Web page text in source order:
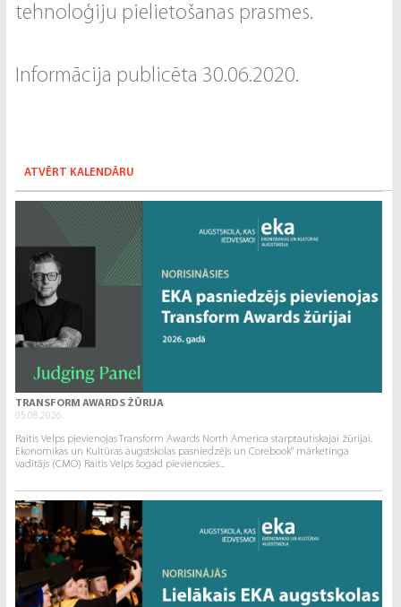
tehnoloģiju pielietošanas prasmes.
Informācija publicēta 30.06.2020.
ATVĒRT KALENDĀRU
TRANSFORM AWARDS ŽŪRIJA
05.08.2026.
Raitis Velps pievienojas Transform Awards North America starptautiskajai žūrijai.
Ekonomikas un Kultūras augstskolas pasniedzējs un Corebook° mārketinga
vadītājs (CMO) Raitis Velps šogad pievienosies...